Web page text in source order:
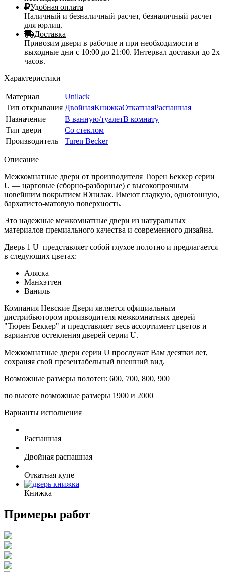
Удобная оплата
Наличный и безналичный расчет, безналичный расчет
для юрлиц.
Доставка
Привозим двери в рабочие и при необходимости в
выходные дни с 10:00 до 21:00. Интервал доставки до 2х
часов.
Характеристики
Материал
Unilack
Тип открывания ДвойнаяКнижкаОткатнаяРаспашная
Назначение
В ванную/туалетВ комнату
Тип двери
Со стеклом
Производитель
Turen Becker
Описание
Межкомнатные двери от производителя Тюрен Беккер серии
U — царговые (сборно-разборные) с высокопрочным
новейшим покрытием Юнилак. Имеют гладкую, однотонную,
бархатисто-матовую поверхность.
Это надежные межкомнатные двери из натуральных
материалов премиального качества и современного дизайна.
Дверь 1 U представляет собой глухое полотно и предлагается
в следующих цветах:
Аляска
Манхэттен
Ваниль
Компания Невские Двери является официальным
дистрибьютором производителя межкомнатных дверей
"Тюрен Беккер" и представляет весь ассортимент цветов и
вариантов остекления дверей серии U.
Межкомнатные двери серии U прослужат Вам десятки лет,
сохраняя свой презентабельный внешний вид.
Возможные размеры полотен: 600, 700, 800, 900
по высоте возможные размеры 1900 и 2000
Варианты исполнения
Распашная
Двойная распашная
Откатная купе
Книжка
Примеры работ